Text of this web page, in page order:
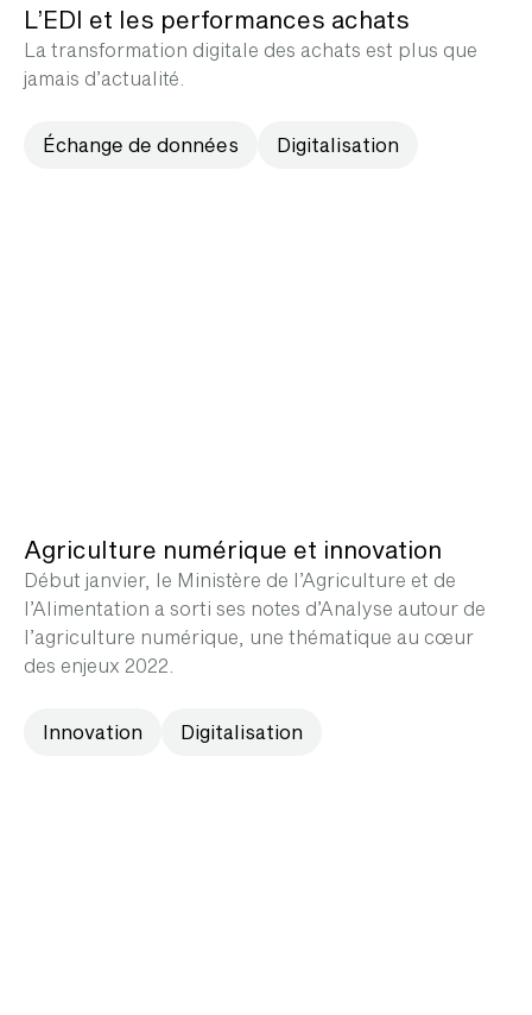
L’EDI et les performances achats
La transformation digitale des achats est plus que
jamais d’actualité.
Échange de données Digitalisation
Agriculture numérique et innovation
Début janvier, le Ministère de l’Agriculture et de
l’Alimentation a sorti ses notes d’Analyse autour de
l’agriculture numérique, une thématique au cœur
des enjeux 2022.
Innovation Digitalisation